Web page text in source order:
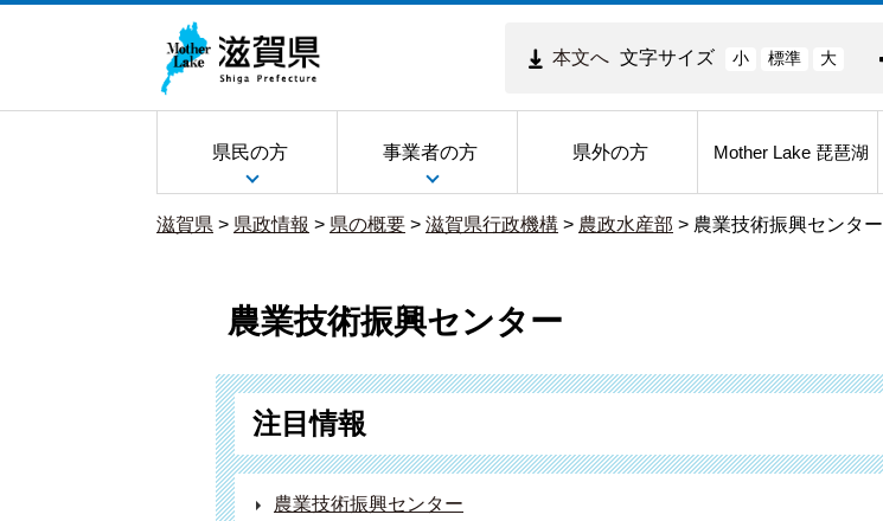
本文へ 文字サイズ 小 標準 大
県民の方 事業者の方 県外の方 Mother Lake 琵琶湖
滋賀県 > 県政情報 > 県の概要 > 滋賀県行政機構 > 農政水産部 > 農業技術振興センター
農業技術振興センター
注目情報
農業技術振興センター